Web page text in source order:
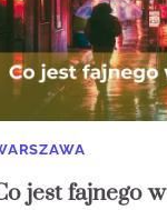
jest fajnego